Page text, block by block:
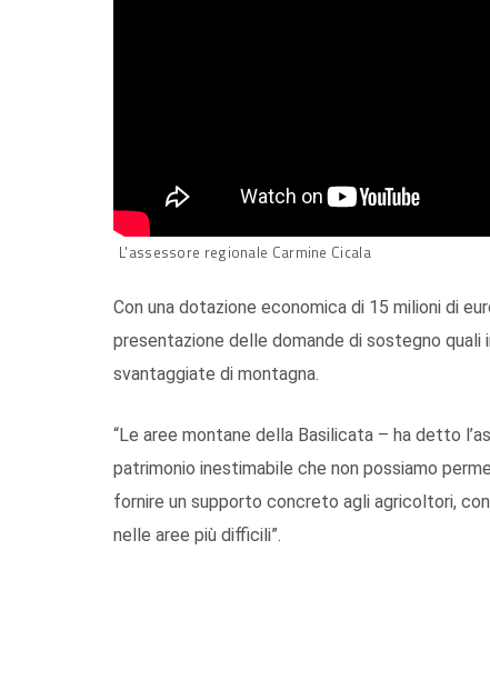
L'assessore regionale Carmine Cicala
Con una dotazione economica di 15 milioni di
presentazione delle domande di sostegno
svantaggiate di montagna.
“Le aree montane della Basilicata – ha detto
patrimonio inestimabile che non possiamo
fornire un supporto concreto agli agricoltori,
nelle aree più difficili”.